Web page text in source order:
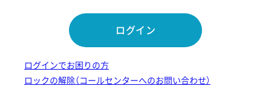
ログイン
ログインでお困りの方
ロックの解除（コールセンターへのお問い合わせ）